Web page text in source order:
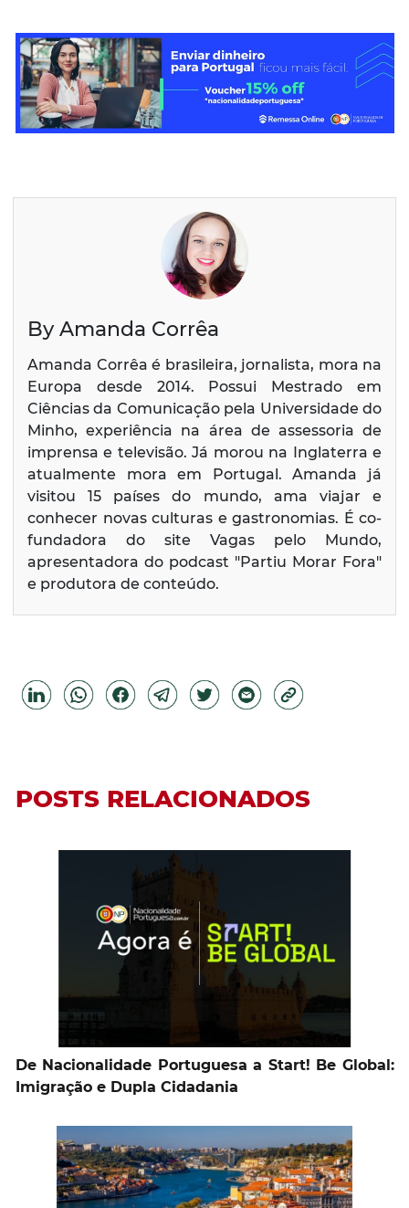
By Amanda Corrêa
Amanda Corrêa é brasileira, jornalista, mora na
Europa desde 2014. Possui Mestrado em
Ciências da Comunicação pela Universidade do
Minho, experiência na área de assessoria de
imprensa e televisão. Já morou na Inglaterra e
atualmente mora em Portugal. Amanda já
visitou 15 países do mundo, ama viajar e
conhecer novas culturas e gastronomias. É co-
fundadora do site Vagas pelo Mundo,
apresentadora do podcast "Partiu Morar Fora"
e produtora de conteúdo.
POSTS RELACIONADOS
De Nacionalidade Portuguesa a Start! Be Global:
Imigração e Dupla Cidadania